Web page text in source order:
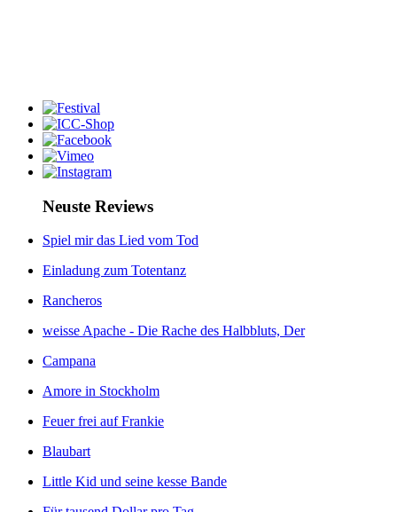
Neuste Reviews
Spiel mir das Lied vom Tod
Einladung zum Totentanz
Rancheros
weisse Apache - Die Rache des Halbbluts, Der
Campana
Amore in Stockholm
Feuer frei auf Frankie
Blaubart
Little Kid und seine kesse Bande